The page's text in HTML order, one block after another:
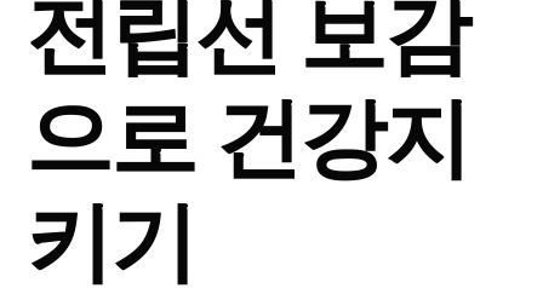
전립선 보감
으로 건강지
키기